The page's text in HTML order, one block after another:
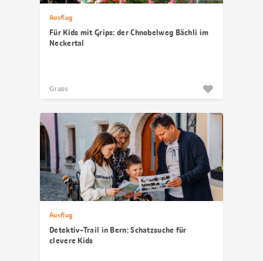
Ausflug
Für Kids mit Grips: der Chnobelweg Bächli im
Neckertal
Gratis
Ausflug
Detektiv-Trail in Bern: Schatzsuche für
clevere Kids